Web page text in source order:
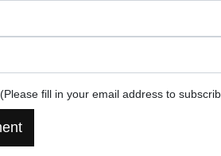
fill in your email address to